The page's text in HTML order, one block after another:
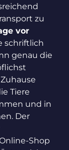
zu
vor
schriftlich
genau die
Tiere
und in
Der
Shop